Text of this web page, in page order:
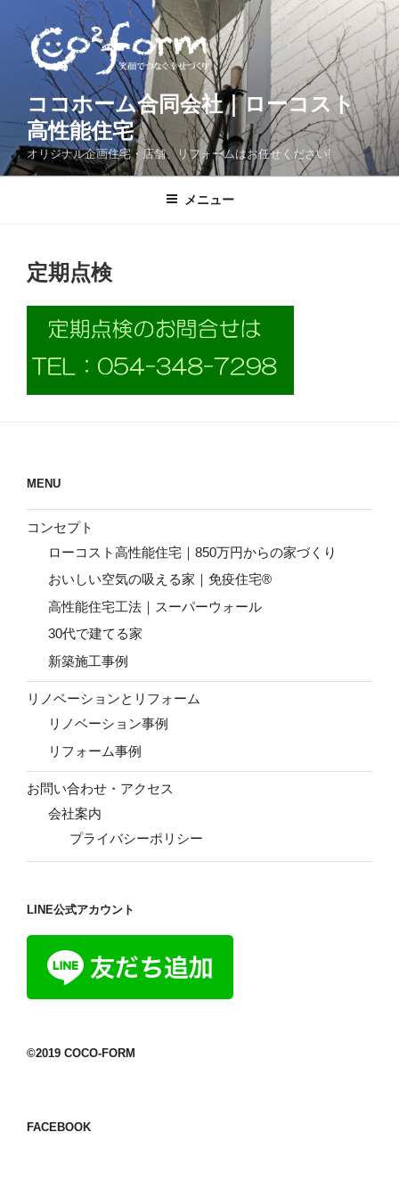
キ
ッ
ココホーム合同会社｜ローコスト
高性能住宅
オリジナル企画住宅・店舗、リフォームはお任せください!
メニュー
定期点検
MENU
コンセプト
ローコスト高性能住宅｜850万円からの家づくり
おいしい空気の吸える家｜免疫住宅®
高性能住宅工法｜スーパーウォール
30代で建てる家
新築施工事例
リノベーションとリフォーム
リノベーション事例
リフォーム事例
お問い合わせ・アクセス
会社案内
プライバシーポリシー
LINE公式アカウント
©2019 COCO-FORM
FACEBOOK